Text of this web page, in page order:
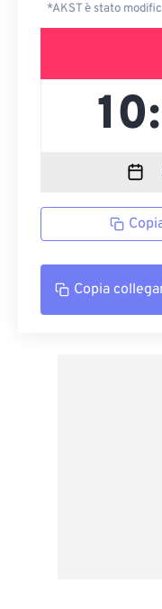
*AKST è stato
Copia